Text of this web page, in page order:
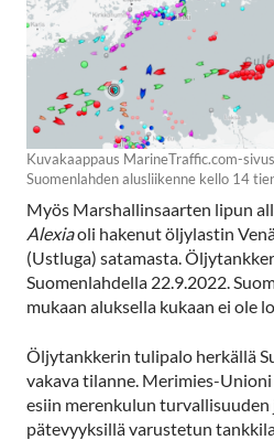
Kuvakaappaus MarineTraffic.com-
Suomenlahden alusliikenne kello 14
Myös Marshallinsaarten lipun
Alexiaoli hakenut öljylastin
(Ustluga) satamasta.
Suomenlahdella 22.9.2022.
mukaan aluksella kukaan ei ole
Öljytankkerin tulipalo herkällä
vakava tilanne. Merimies-
esiin merenkulun turvallisuuden
pätevyyksillä varustetun